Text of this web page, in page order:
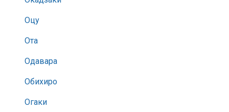
Оцу
Ота
Одавара
Обихиро
Огаки